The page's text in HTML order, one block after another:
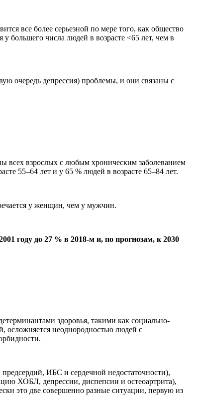
все более серьезной по мере того, как общество
большего числа людей в возрасте <65 лет, чем в
очередь депрессия) проблемы, и они связаны с
всех взрослых с любым хроническим заболеванием
55–64 лет и у 65 % людей в возрасте 65–84 лет.
у женщин, чем у мужчин.
году до 27 % в 2018-м и, по прогнозам, к 2030
здоровья, такими как социально-
осложняется неоднородностью людей с
ИБС и сердечной недостаточности),
ХОБЛ, депрессии, диспепсии и остеоартрита),
это две совершенно разные ситуации, первую из